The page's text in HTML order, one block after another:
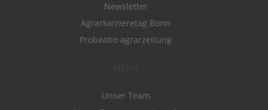
Newsletter
Agrarkarrieretag Bonn
Probeabo agrarzeitung
Unser Team